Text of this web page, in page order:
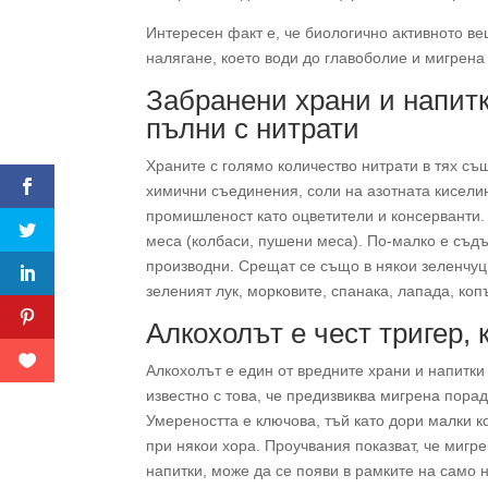
Интересен факт е, че биологично активното
налягане, което води до главоболие и
Забранени храни и
пълни с нитрати
Храните с голямо количество нитрати в тях
химични съединения, соли на азотната
промишленост като оцветители и
меса (колбаси, пушени меса). По-малко е
производни. Срещат се също в някои
зеленият лук, морковите, спанака, лапада,
Алкохолът е чест тригер,
Алкохолът е един от вредните храни и
известно с това, че предизвиква мигрена
Умереността е ключова, тъй като дори малки
при някои хора. Проучвания показват, че
напитки, може да се появи в рамките на само